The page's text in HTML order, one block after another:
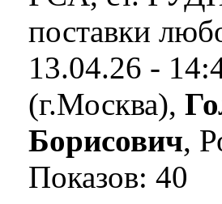
поставки
13.04.26 -
(г.Москва),
Борисович,
Показов: 40